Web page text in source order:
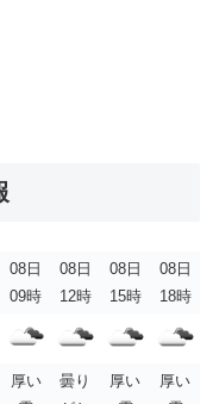
08日
09時
08日
12時
08日
15時
08日
18時
厚い
曇り
厚い
厚い